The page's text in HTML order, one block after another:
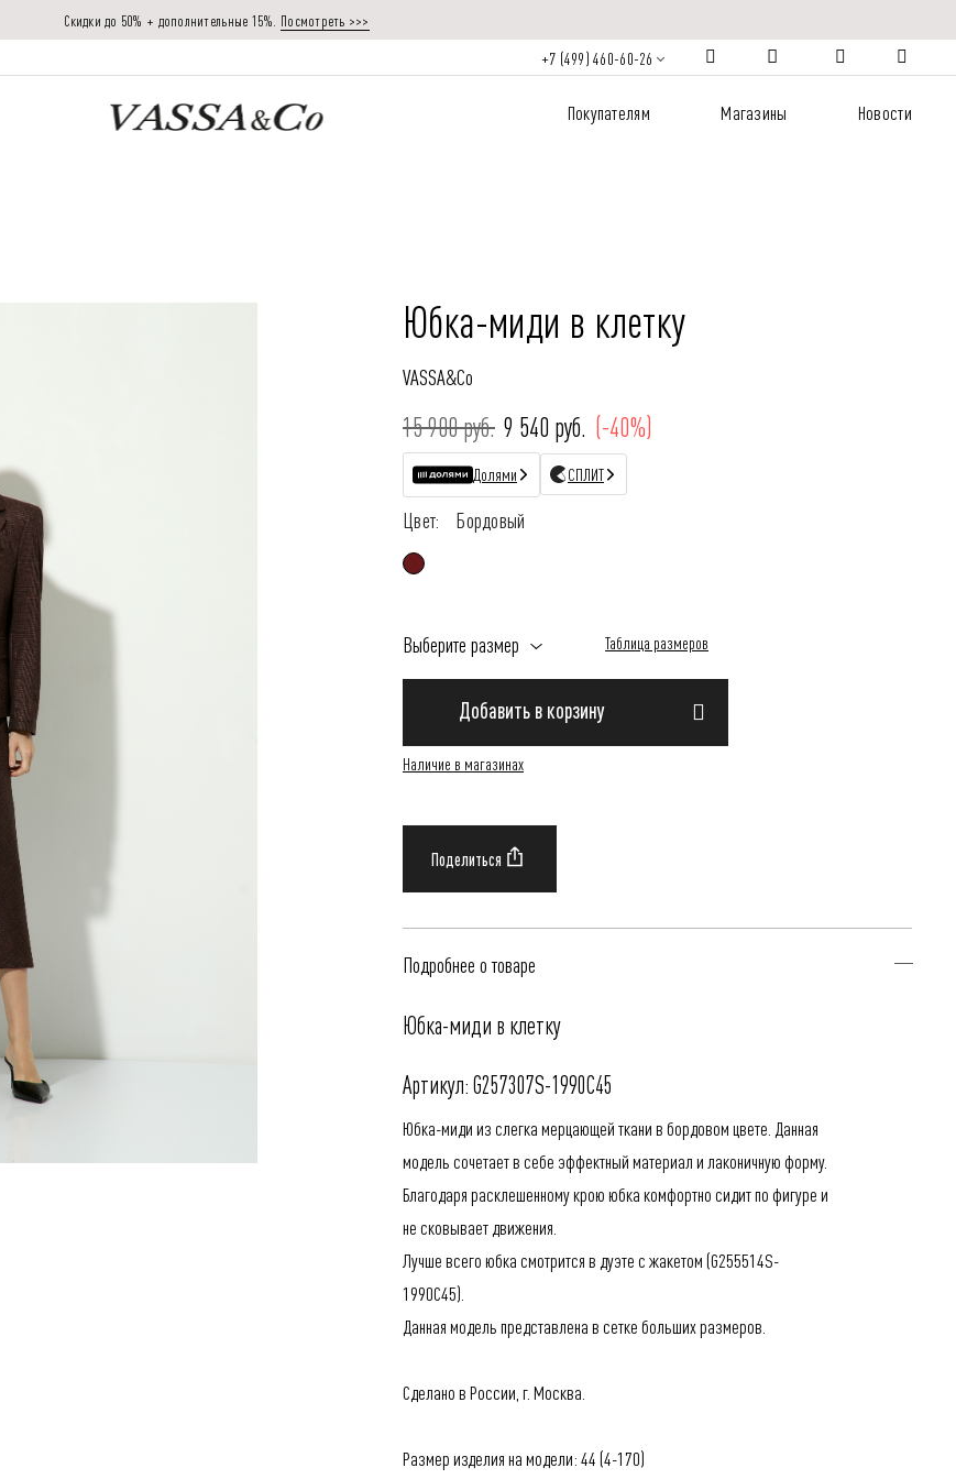
Скидки до 50% + дополнительные 15%. Посмотреть >>>
+7 (499) 460-60-26
Покупателям Магазины Новости
Юбка-миди в клетку
VASSA&Co
15 900 руб. 9 540 руб. (-40%)
Долями СПЛИТ
Цвет: Бордовый
Выберите размер Таблица размеров
Добавить в корзину
Наличие в магазинах
Подробнее о товаре
Юбка-миди в клетку
Артикул: G257307S-1990C45
Юбка-миди из слегка мерцающей ткани в бордовом цвете. Данная
модель сочетает в себе эффектный материал и лаконичную форму.
Благодаря расклешенному крою юбка комфортно сидит по фигуре и
не сковывает движения.
Лучше всего юбка смотрится в дуэте с жакетом (G255514S-
1990C45).
Данная модель представлена в сетке больших размеров.
Сделано в России, г. Москва.
Размер изделия на модели: 44 (4-170)